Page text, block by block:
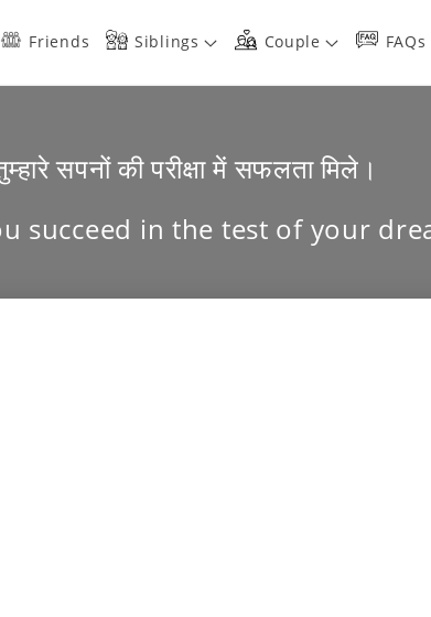
Friends Siblings Couple FAQs
सपनों की परीक्षा में सफलता मिले।
succeed in the test of your